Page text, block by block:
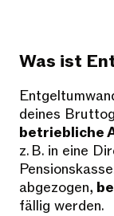
Was ist
deines
betriebliche
z. B. in eine
abgezogen,
fällig werden.